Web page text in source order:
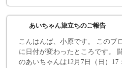
あいちゃん旅立ちのご報告
こんはんば、小原です。 このブ
に日付が変わったところです。
のあいちゃんは12月7日（日）17